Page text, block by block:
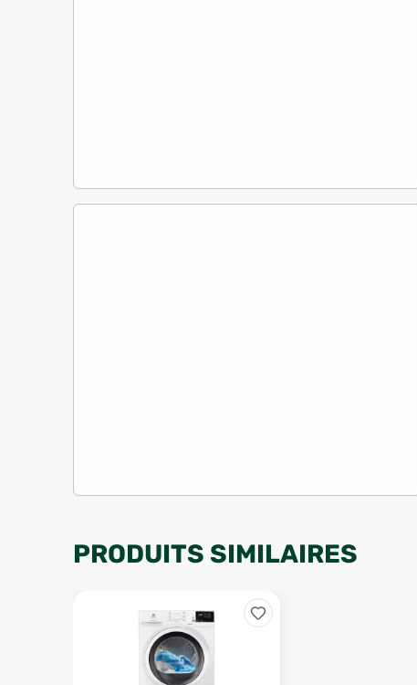
PRODUITS SIMILAIRES